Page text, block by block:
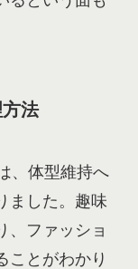
法
、体型維持へ
ました。趣味
、ファッショ
ことがわかり